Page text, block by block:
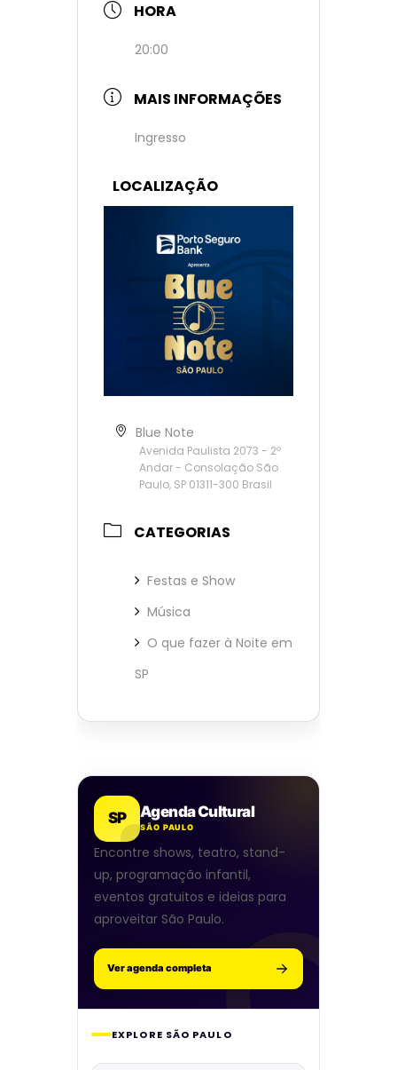
HORA
20:00
MAIS INFORMAÇÕES
Ingresso
LOCALIZAÇÃO
Blue Note
Avenida Paulista 2073 - 2º
Andar - Consolação São
Paulo, SP 01311-300 Brasil
CATEGORIAS
Festas e Show
Música
O que fazer à Noite em
SP
SP Agenda Cultural
SÃO PAULO
Encontre shows, teatro, stand-
up, programação infantil,
eventos gratuitos e ideias para
aproveitar São Paulo.
Ver agenda completa
EXPLORE SÃO PAULO